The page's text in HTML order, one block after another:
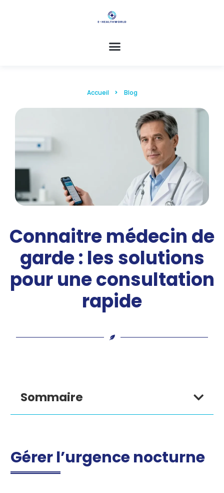
Accueil Blog
Connaitre médecin de
garde : les solutions
pour une consultation
rapide
Sommaire
Gérer l’urgence nocturne